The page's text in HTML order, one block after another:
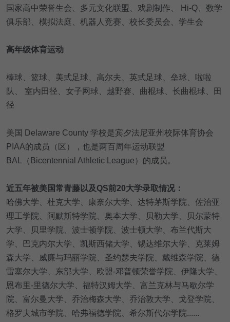
国家高中荣誉生会、多元文化联盟、戏剧制作、 Hi-Q、数学
俱乐部、模拟法庭、机器人竞赛、校长委员会、学生会
高年级体育运动
棒球、篮球、美式足球、高尔夫、英式足球、垒球、啦啦
队、 室内田径、女子网球、越野赛、曲棍球、长曲棍球、田
径
美国 Delaware County 学校是宾夕法尼亚州校际体育协会
PIAA的成员（区），也是两百周年运动联盟
BAL（Bicentennial Athletic League）的成员。
近五年被美国常青藤以及QS前20大学录取情况：
哈佛大学、杜克大学、康奈尔大学、达特茅斯学院、佐治亚
理工学院、阿默斯特学院、奥本大学、贝勒大学、贝尔蒙特
大学、贝里学院、波士顿学院、波士顿大学、布兰代斯大
学、巴克内尔大学、凯斯西储大学、锡达维尔大学、克莱姆
森大学、威廉与玛丽学院、圣约瑟夫学院、戴维森学院、德
雷塞尔大学、东部大学、欧盟-邓普顿荣誉学院、伊隆大学、
恩布里-里德尔大学、福特汉姆大学、富兰克林与马歇尔学
院、富尔曼大学、乔治梅森大学、乔治敦大学、戈登学院、
格罗夫城市学院、哈弗福德学院、希尔斯代尔学院......